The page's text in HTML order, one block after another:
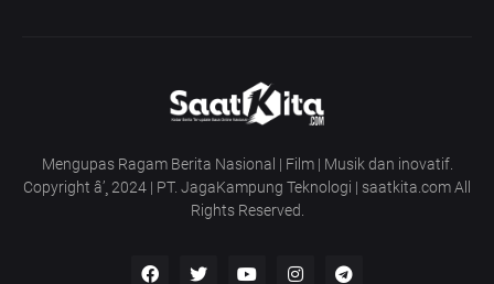
Mengupas Ragam Berita Nasional | Film | Musik dan inovatif.
Copyright â’¸ 2024 | PT. JagaKampung Teknologi | saatkita.com All
Rights Reserved.